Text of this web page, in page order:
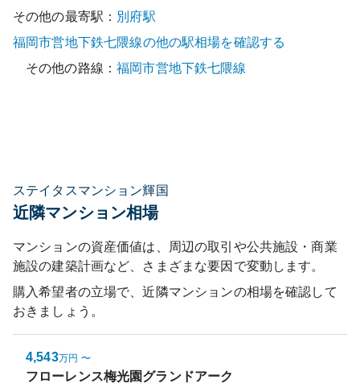
その他の最寄駅： 別府駅
福岡市営地下鉄七隈線の他の駅相場を確認する
その他の路線：福岡市営地下鉄七隈線
ステイタスマンション輝国
近隣マンション相場
マンションの資産価値は、周辺の取引や公共施設・商業
施設の建築計画など、さまざまな要因で変動します。
購入希望者の立場で、近隣マンションの相場を確認して
おきましょう。
4,543万円 〜
フローレンス梅光園グランドアーク